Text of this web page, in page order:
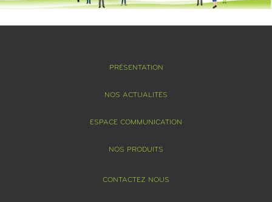
PRÉSENTATION
NOS ACTUALITÉS
ESPACE COMMUNICATION
NOS PRODUITS
CONTACTEZ NOUS